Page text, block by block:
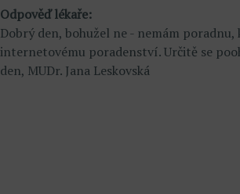
Odpověď lékaře:
Dobrý den, bohužel ne - nemám
internetovému poradenství. Určitě se
den, MUDr. Jana Leskovská